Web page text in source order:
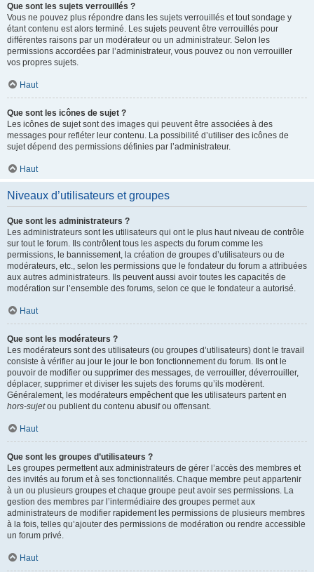
Que sont les sujets verrouillés ?
Vous ne pouvez plus répondre dans les sujets verrouillés et tout sondage y
étant contenu est alors terminé. Les sujets peuvent être verrouillés pour
différentes raisons par un modérateur ou un administrateur. Selon les
permissions accordées par l’administrateur, vous pouvez ou non verrouiller
vos propres sujets.
Haut
Que sont les icônes de sujet ?
Les icônes de sujet sont des images qui peuvent être associées à des
messages pour refléter leur contenu. La possibilité d’utiliser des icônes de
sujet dépend des permissions définies par l’administrateur.
Haut
Niveaux d’utilisateurs et groupes
Que sont les administrateurs ?
Les administrateurs sont les utilisateurs qui ont le plus haut niveau de contrôle
sur tout le forum. Ils contrôlent tous les aspects du forum comme les
permissions, le bannissement, la création de groupes d’utilisateurs ou de
modérateurs, etc., selon les permissions que le fondateur du forum a attribuées
aux autres administrateurs. Ils peuvent aussi avoir toutes les capacités de
modération sur l’ensemble des forums, selon ce que le fondateur a autorisé.
Haut
Que sont les modérateurs ?
Les modérateurs sont des utilisateurs (ou groupes d’utilisateurs) dont le travail
consiste à vérifier au jour le jour le bon fonctionnement du forum. Ils ont le
pouvoir de modifier ou supprimer des messages, de verrouiller, déverrouiller,
déplacer, supprimer et diviser les sujets des forums qu’ils modèrent.
Généralement, les modérateurs empêchent que les utilisateurs partent en
hors-sujetou publient du contenu abusif ou offensant.
Haut
Que sont les groupes d’utilisateurs ?
Les groupes permettent aux administrateurs de gérer l’accès des membres et
des invités au forum et à ses fonctionnalités. Chaque membre peut appartenir
à un ou plusieurs groupes et chaque groupe peut avoir ses permissions. La
gestion des membres par l’intermédiaire des groupes permet aux
administrateurs de modifier rapidement les permissions de plusieurs membres
à la fois, telles qu’ajouter des permissions de modération ou rendre accessible
un forum privé.
Haut